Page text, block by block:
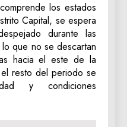
los estados
Capital, se espera
durante las
que no se descartan
hacia el este de la
resto del periodo se
y condiciones